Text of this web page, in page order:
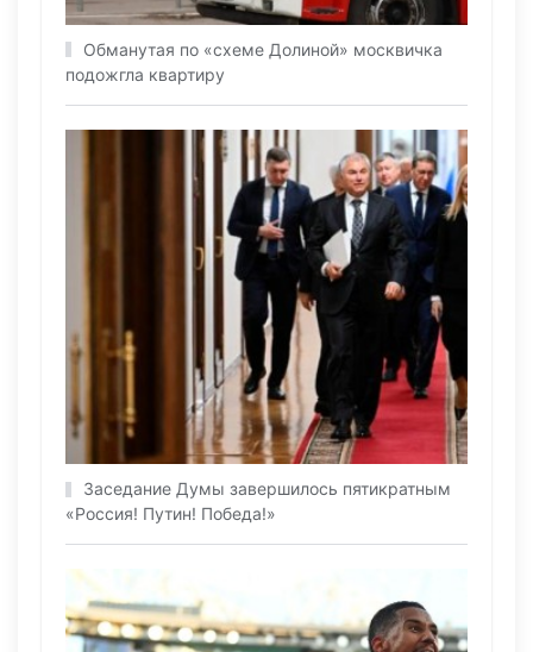
Обманутая по «схеме Долиной» москвичка
подожгла квартиру
Заседание Думы завершилось пятикратным
«Россия! Путин! Победа!»